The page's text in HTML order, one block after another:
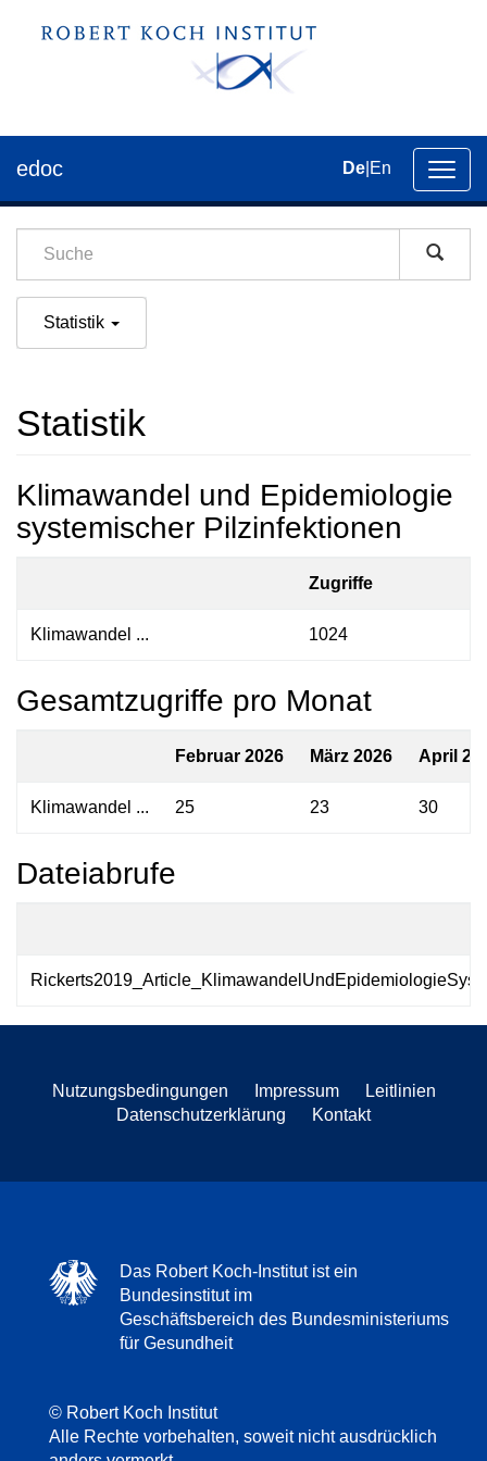
der
edoc De En
Statistik
Statistik
Klimawandel und Epidemiologie
systemischer Pilzinfektionen
Zugriffe
Klimawandel ... 1024
Gesamtzugriffe pro Monat
Februar 2026 März 2026 April
Klimawandel ... 25 23 30
Dateiabrufe
Nutzungsbedingungen Impressum
Leitlinien
Datenschutzerklärung
Kontakt
Das Robert Koch-Institut ist ein
Bundesinstitut im
Geschäftsbereich des Bundesministeriums
für Gesundheit
© Robert Koch Institut
Alle Rechte vorbehalten, soweit nicht ausdrücklich